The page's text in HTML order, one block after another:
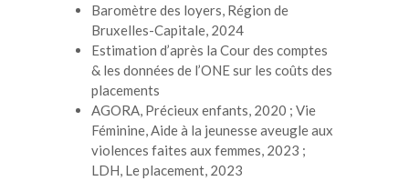
Baromètre des loyers, Région de
Bruxelles-Capitale, 2024
Estimation d’après la Cour des comptes
& les données de l’ONE sur les coûts des
placements
AGORA, Précieux enfants, 2020 ; Vie
Féminine, Aide à la jeunesse aveugle aux
violences faites aux femmes, 2023 ;
LDH, Le placement, 2023